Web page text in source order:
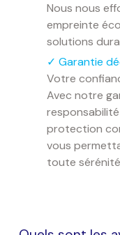
Nous nous
empreinte
solutions
✓ Garantie
Votre
Avec notre
protection
vous
toute